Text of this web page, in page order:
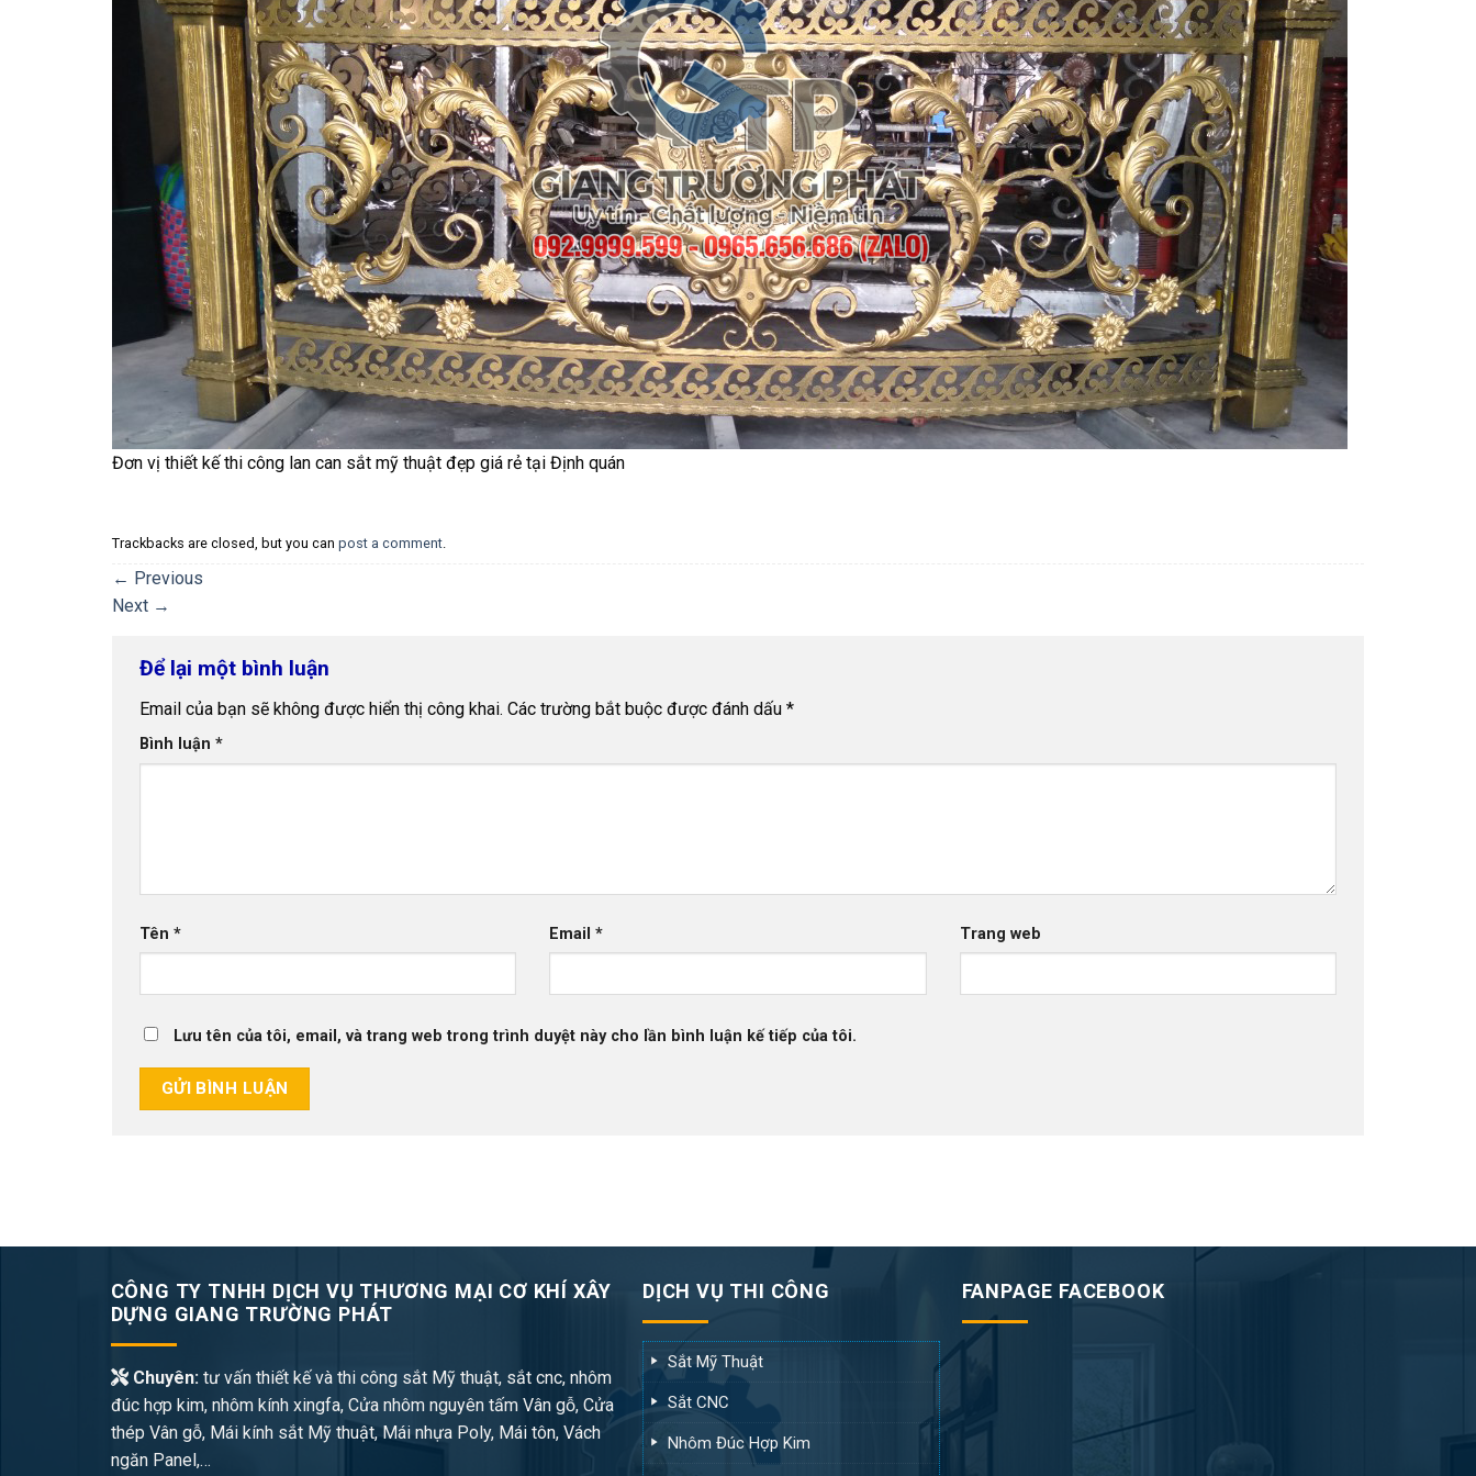
Đơn vị thiết kế thi công lan can sắt mỹ thuật đẹp giá rẻ tại Định quán
Trackbacks are closed, but you can post a comment.
← Previous
Next →
Để lại một bình luận
Email của bạn sẽ không được hiển thị công khai. Các trường bắt buộc được đánh dấu *
Bình luận *
Tên * Email* Trang web
Lưu tên của tôi, email, và trang web trong trình duyệt này cho lần bình luận kế tiếp của tôi.
CÔNG TY TNHH DỊCH VỤ THƯƠNG MẠI CƠ KHÍ XÂY
DỰNG GIANG TRƯỜNG PHÁT
Chuyên:tư vấn thiết kế và thi công sắt Mỹ thuật, sắt cnc, nhôm
đúc hợp kim, nhôm kính xingfa, Cửa nhôm nguyên tấm Vân gỗ, Cửa
thép Vân gỗ, Mái kính sắt Mỹ thuật, Mái nhựa Poly, Mái tôn, Vách
ngăn Panel,…
DỊCH VỤ THI CÔNG
Sắt Mỹ Thuật
Sắt CNC
Nhôm Đúc Hợp Kim
FANPAGE FACEBOOK